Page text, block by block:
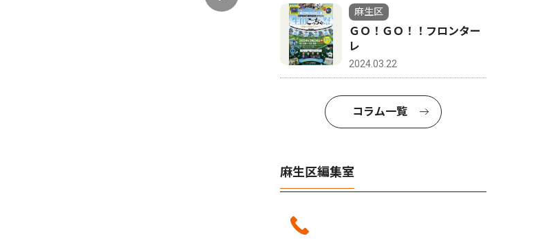
麻生区
ＧＯ！ＧＯ！！フロンター
レ
2024.03.22
コラム一覧
麻生区編集室